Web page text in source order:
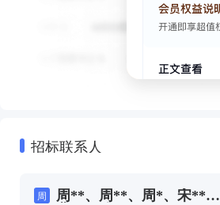
招标联系人
周
周**、周**、周*、宋**、